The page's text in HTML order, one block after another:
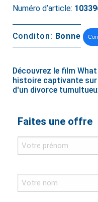
Numéro d’article:
Conditon: Bonne
Découvrez le film
histoire captivante sur
d'un divorce
Faites une offre